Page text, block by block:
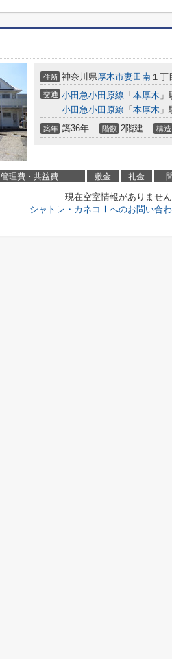
住所 神奈川県厚木市妻田南 １丁
交通 小田急小田原線 「 本厚木
小田急小田原線 「 本厚木
築年 築36年 階数 2階建 構造
管理費・共益費 敷金 礼金
現在空室情報がありません
シャトレ・カネコⅠへのお問い合